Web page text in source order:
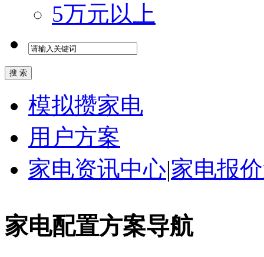
5万元以上
模拟攒家电
用户方案
家电资讯中心|家电报
家电配置方案导航